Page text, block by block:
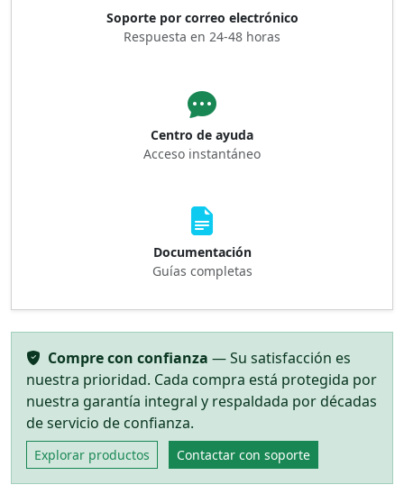
Soporte por correo electrónico
Respuesta en 24-48 horas
Centro de ayuda
Acceso instantáneo
Documentación
Guías completas
Compre con confianza — Su satisfacción es
nuestra prioridad. Cada compra está protegida por
nuestra garantía integral y respaldada por décadas
de servicio de confianza.
Explorar productos Contactar con soporte